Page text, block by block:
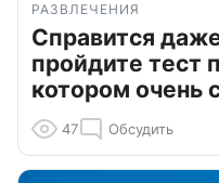
РАЗВЛЕЧЕНИЯ
Справится
пройдите тест
котором очень
47 Обсудить